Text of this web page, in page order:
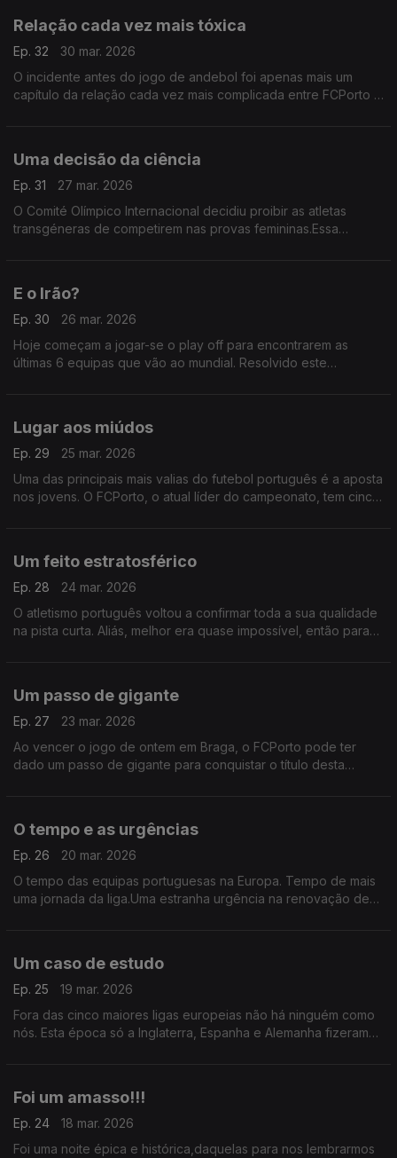
Relação cada vez mais tóxica
Ep. 32
30 mar. 2026
O incidente antes do jogo de andebol foi apenas mais um
capítulo da relação cada vez mais complicada entre FCPorto e
Uma decisão da ciência
Ep. 31
27 mar. 2026
O Comité Olímpico Internacional decidiu proibir as atletas
transgéneras de competirem nas provas femininas.Essa
E o Irão?
Ep. 30
26 mar. 2026
Hoje começam a jogar-se o play off para encontrarem as
últimas 6 equipas que vão ao mundial. Resolvido este
Lugar aos miúdos
Ep. 29
25 mar. 2026
Uma das principais mais valias do futebol português é a aposta
nos jovens. O FCPorto, o atual líder do campeonato, tem cinco
Um feito estratosférico
Ep. 28
24 mar. 2026
O atletismo português voltou a confirmar toda a sua qualidade
na pista curta. Aliás, melhor era quase impossível, então para
Um passo de gigante
Ep. 27
23 mar. 2026
Ao vencer o jogo de ontem em Braga, o FCPorto pode ter
dado um passo de gigante para conquistar o título desta
O tempo e as urgências
Ep. 26
20 mar. 2026
O tempo das equipas portuguesas na Europa. Tempo de mais
uma jornada da liga.Uma estranha urgência na renovação de
Um caso de estudo
Ep. 25
19 mar. 2026
Fora das cinco maiores ligas europeias não há ninguém como
nós. Esta época só a Inglaterra, Espanha e Alemanha fizeram
Foi um amasso!!!
Ep. 24
18 mar. 2026
Foi uma noite épica e histórica,daquelas para nos lembrarmos